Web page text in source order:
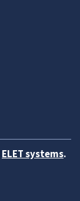
ELET systems.